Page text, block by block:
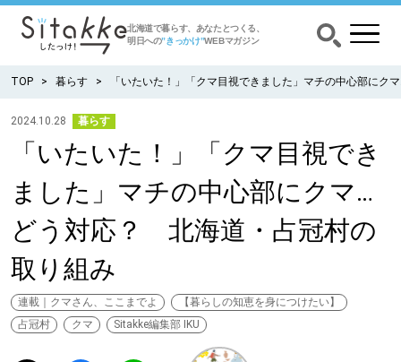
北海道で暮らす、あなたとつくる、
明日への”きっかけ”WEBマガジン
CATEGORY カテゴリー
食べる
出かける
暮らす
TOP 暮らす 「いたいた！」「クマ目視できました」マチの中心部に
2024.10.28 暮らす
「いたいた！」「クマ目視でき
ました」マチの中心部にクマ…
どう対応？ 北海道・占冠村の
取り組み
連載｜クマさん、ここまでよ
【暮らしの知恵を身につけたい】
占冠村
クマ Sitakke編集部 IKU